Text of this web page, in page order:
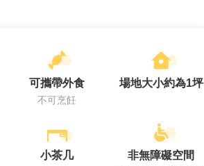
可攜帶外食
不可烹飪
場地大小約為1坪
小茶几 非無障礙空間